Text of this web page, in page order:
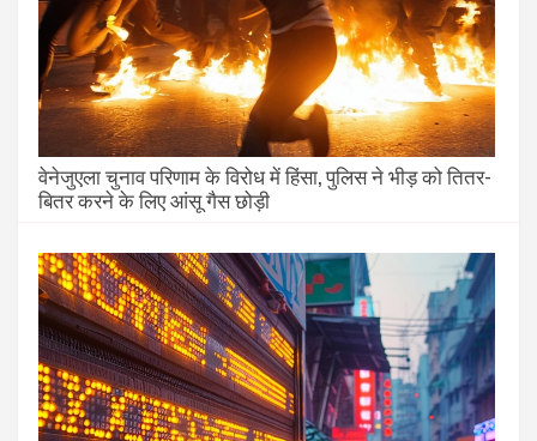
वेनेजुएला चुनाव परिणाम के विरोध में हिंसा, पुलिस ने भीड़ को तितर-
बितर करने के लिए आंसू गैस छोड़ी